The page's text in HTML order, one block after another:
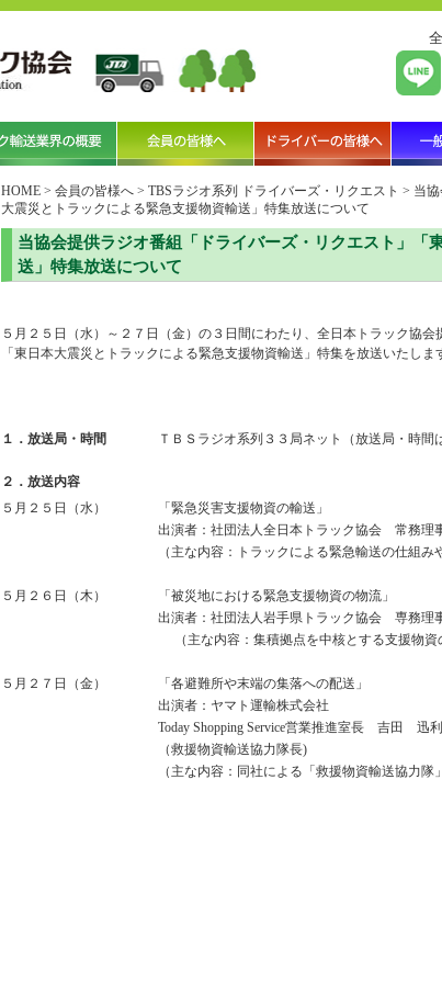
HOME > 会員の皆様へ > TBSラジオ系列 ドライバーズ・リクエスト > 当
大震災とトラックによる緊急支援物資輸送」特集放送について
当協会提供ラジオ番組「ドライバーズ・リクエスト」「
送」特集放送について
５月２５日（水）～２７日（金）の３日間にわたり、全日本トラック協
「東日本大震災とトラックによる緊急支援物資輸送」特集を放送いたしま
１．放送局・時間 ＴＢＳラジオ系列３３局ネット（放送局・時間
２．放送内容
５月２５日（水）
「緊急災害支援物資の輸送」
出演者：社団法人全日本トラック協会 常務
（主な内容：トラックによる緊急輸送の仕組み
５月２６日（木）
「被災地における緊急支援物資の物流」
出演者：社団法人岩手県トラック協会 専務
（主な内容：集積拠点を中核とする支援物資
５月２７日（金）
「各避難所や末端の集落への配送」
出演者：ヤマト運輸株式会社
Today Shopping Service営業推進室長 吉田 迅
（救援物資輸送協力隊長)
（主な内容：同社による「救援物資輸送協力隊